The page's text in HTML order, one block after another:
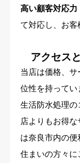
高い顧客対応力
て対応し、お客
アクセス
当店は価格、
位性を持って
生活防水処理
店よりもお得
は奈良市内の
住まいの方々に